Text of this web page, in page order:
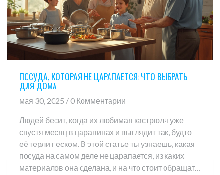
ПОСУДА, КОТОРАЯ НЕ ЦАРАПАЕТСЯ: ЧТО ВЫБРАТЬ
ДЛЯ ДОМА
мая 30, 2025 / 0 Комментарии
Людей бесит, когда их любимая кастрюля уже
спустя месяц в царапинах и выглядит так, будто
её терли песком. В этой статье ты узнаешь, какая
посуда на самом деле не царапается, из каких
материалов она сделана, и на что стоит обращать